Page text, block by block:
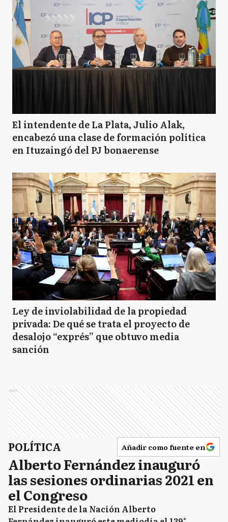
Katopodis en Mendoza: "Milei no puso un
solo ladrillo en casi tres años"
El intendente de La Plata, Julio Alak,
encabezó una clase de formación política
en Ituzaingó del PJ bonaerense
Ley de inviolabilidad de la propiedad
privada: De qué se trata el proyecto de
desalojo “exprés” que obtuvo media
sanción